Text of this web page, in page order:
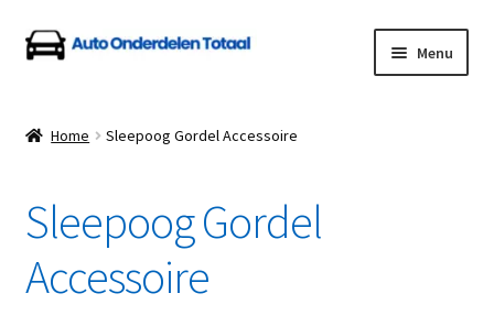
Ga
door
navigatie
Ga
naar
inhoud
Menu
Auto Onderdelen Shop
Betalen en Verzenden
Home Sleepoog Gordel Accessoire
Sleepoog Gordel
Accessoire